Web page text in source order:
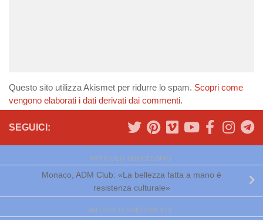
Questo sito utilizza Akismet per ridurre lo spam. Scopri come
vengono elaborati i dati derivati dai commenti.
SEGUICI:
ARTICOLO SUCCESSIVO
Monaco, ADM Club: «La bellezza fatta a mano è
resistenza culturale»
ARTICOLO PRECEDENTE